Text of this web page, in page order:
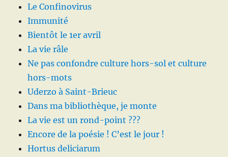
Le Confinovirus
Immunité
Bientôt le 1er avril
La vie râle
Ne pas confondre culture hors-sol et culture
hors-mots
Uderzo à Saint-Brieuc
Dans ma bibliothèque, je monte
La vie est un rond-point ???
Encore de la poésie ! C’est le jour !
Hortus deliciarum